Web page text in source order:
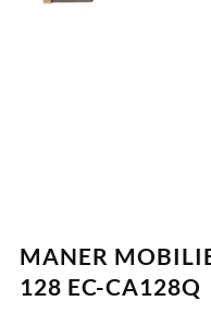
MANER
128 EC-CA128Q